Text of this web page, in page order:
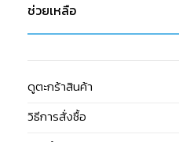
ช่วยเหลือ
ดูตะกร้าสินค้า
วิธีการสั่งซื้อ